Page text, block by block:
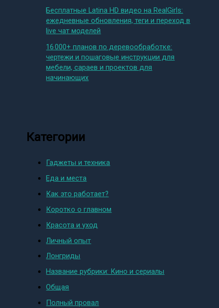
Бесплатные Latina HD видео на RealGirls:
ежедневные обновления, теги и переход в
live чат моделей
16 000+ планов по деревообработке:
чертежи и пошаговые инструкции для
мебели, сараев и проектов для
начинающих
Категории
Гаджеты и техника
Еда и места
Как это работает?
Коротко о главном
Красота и уход
Личный опыт
Лонгриды
Название рубрики: Кино и сериалы
Общая
Полный провал